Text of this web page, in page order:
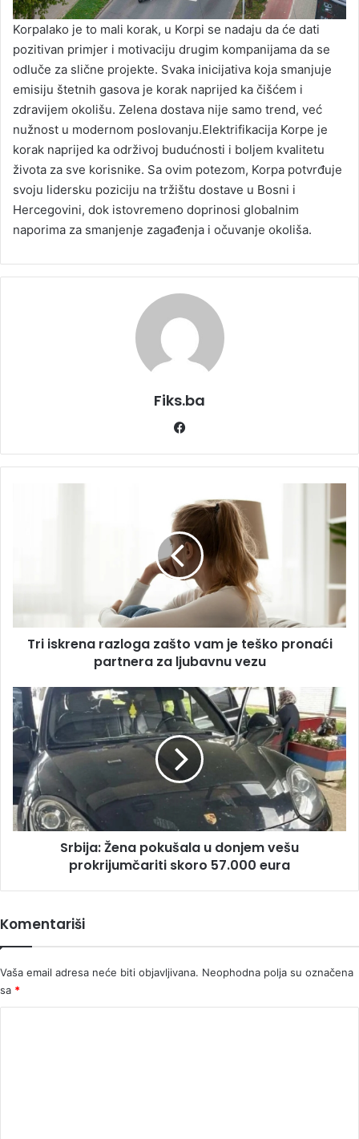
KorpaIako je to mali korak, u Korpi se nadaju da će dati
pozitivan primjer i motivaciju drugim kompanijama da se
odluče za slične projekte. Svaka inicijativa koja smanjuje
emisiju štetnih gasova je korak naprijed ka čišćem i
zdravijem okolišu. Zelena dostava nije samo trend, već
nužnost u modernom poslovanju.Elektrifikacija Korpe je
korak naprijed ka održivoj budućnosti i boljem kvalitetu
života za sve korisnike. Sa ovim potezom, Korpa potvrđuje
svoju lidersku poziciju na tržištu dostave u Bosni i
Hercegovini, dok istovremeno doprinosi globalnim
naporima za smanjenje zagađenja i očuvanje okoliša.
Fiks.ba
partnera
Tri iskrena razloga zašto vam je teško pronaći
partnera za ljubavnu vezu
Srbija:
Žena
pokušala
u
donjem
vešu
prokrijumčariti
skoro
57.000
Srbija: Žena pokušala u donjem vešu
prokrijumčariti skoro 57.000 eura
Komentariši
Vaša email adresa neće biti objavljivana. Neophodna polja su označena
sa *